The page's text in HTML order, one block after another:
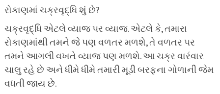
રોકાણમાં ચક્રવૃદ્ધિ શું છે?
ચક્રવૃદ્ધિ એટલે વ્યાજ પર વ્યાજ. એટલે કે, તમારા
રોકાણમાંથી તમને જે પણ વળતર મળશે, તે વળતર પર
તમને આગલી વખતે વ્યાજ પણ મળશે. આ ચક્ર વારંવાર
ચાલુ રહે છે અને ધીમે ધીમે તમારી મૂડી બરફના ગોળાની જેમ
વધતી જાય છે.